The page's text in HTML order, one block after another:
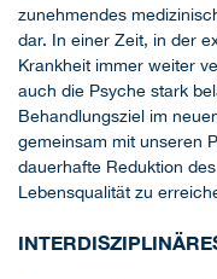
zunehmendes
dar. In einer Zeit, in der
Krankheit immer weiter
auch die Psyche stark
Behandlungsziel im
gemeinsam mit unseren
dauerhafte Reduktion
Lebensqualität zu